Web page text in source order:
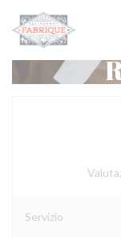
Personalizzazione
Servizio